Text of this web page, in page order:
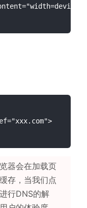
器会在加载页
存，当我们点
行DNS的解